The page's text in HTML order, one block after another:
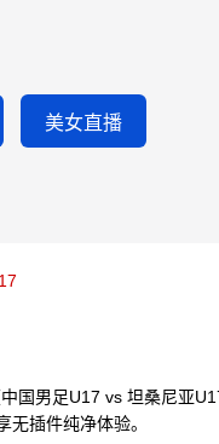
美女直播
国男足U17 vs 坦桑尼亚
插件纯净体验。